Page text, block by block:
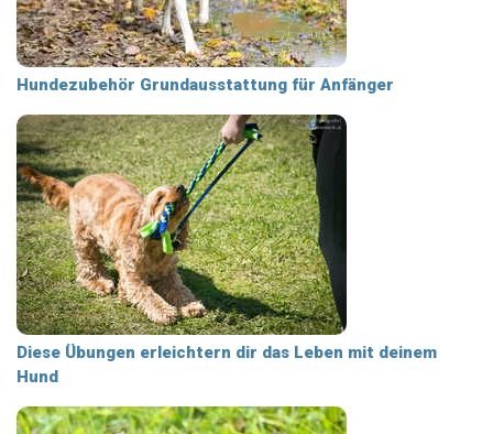
Hundezubehör Grundausstattung für Anfänger
Diese Übungen erleichtern dir das Leben mit deinem
Hund